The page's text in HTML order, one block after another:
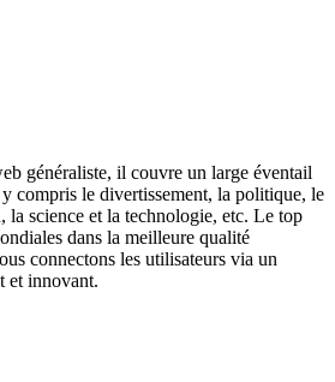
généraliste, il couvre un large éventail
compris le divertissement, la politique, le
la science et la technologie, etc. Le top
dans la meilleure qualité
connectons les utilisateurs via un
et innovant.